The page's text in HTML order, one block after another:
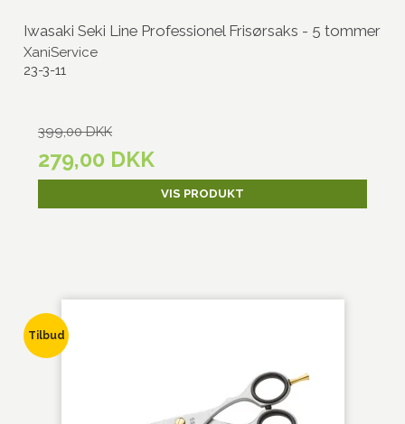
Iwasaki Seki Line Professionel Frisørsaks - 5 tommer
XaniService
23-3-11
399,00 DKK
279,00 DKK
VIS PRODUKT
Tilbud